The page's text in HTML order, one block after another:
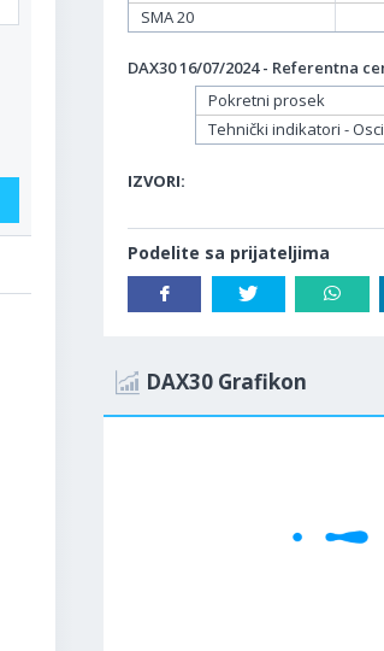
SMA 20
DAX30 16/07/2024 - Referentna
Pokretni prosek
Tehnički indikatori -
IZVORI:
Podelite sa prijateljima
DAX30 Grafikon